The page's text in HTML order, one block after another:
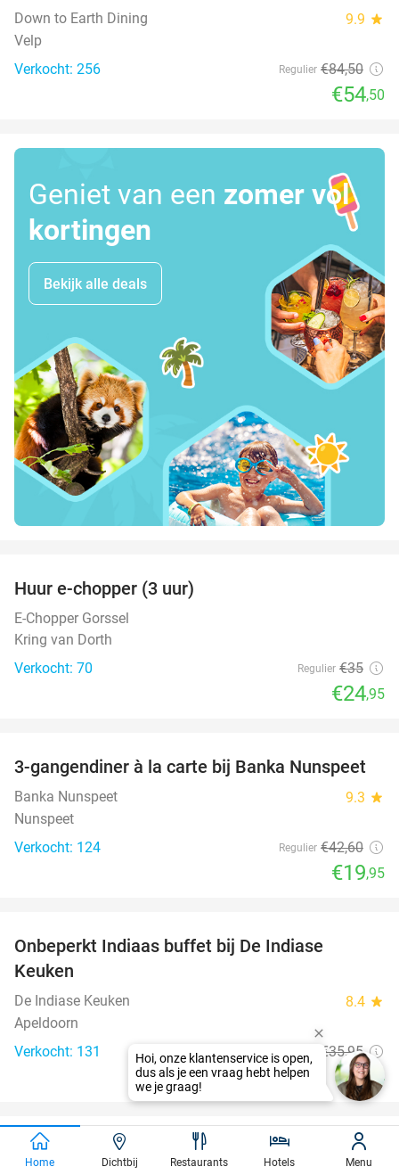
Down to Earth Dining 9.9 star
Velp
Verkocht: 256
Regulier €84,50
€54,50
Geniet van een zomer vol
kortingen
Bekijk alle deals
Huur e-chopper (3 uur)
E-Chopper Gorssel
Kring van Dorth
Verkocht: 70
Regulier €35
€24,95
53%
3-gangendiner à la carte bij Banka Nunspeet
Banka Nunspeet 9.3 star
Nunspeet
Verkocht: 124
Regulier €42,60
€19,95
Onbeperkt Indiaas buffet bij De Indiase
Keuken
De Indiase Keuken 8.4 star
Apeldoorn
Verkocht: 131
€35,95
€24
36%
favorite_border
Entree voor het Dolfinarium
Home Dichtbij Restaurants Hotels Menu